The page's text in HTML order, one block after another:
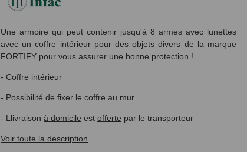
Une armoire qui peut contenir jusqu'à 8 armes avec lunettes
avec un coffre intérieur pour des objets divers de la marque
FORTIFY pour vous assurer une bonne protection !
- Coffre intérieur
- Possibilité de fixer le coffre au mur
- Llivraison à domicile est offerte par le transporteur
Voir toute la description